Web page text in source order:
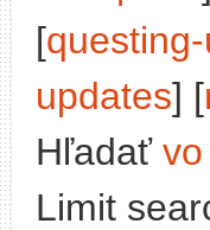
[
updates] [
Hľadať
Limit